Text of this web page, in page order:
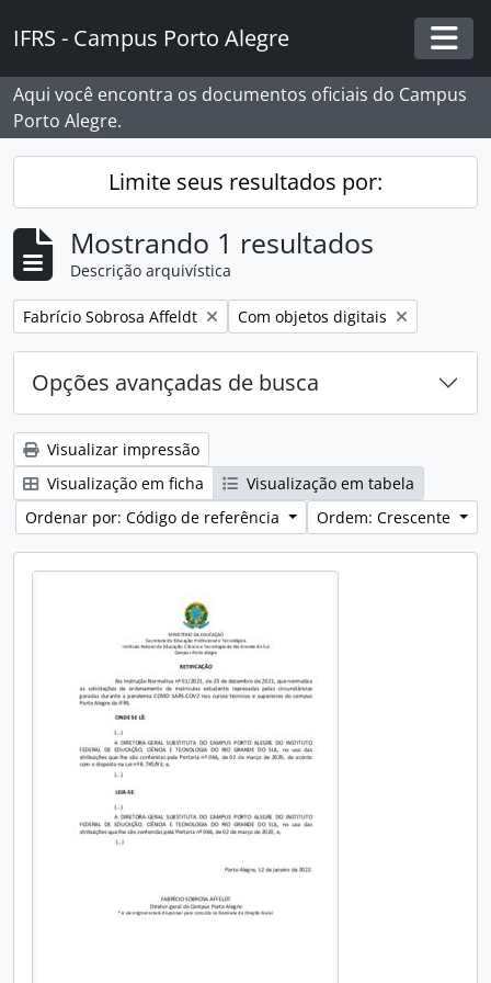
IFRS - Campus Porto Alegre
Aqui você encontra os documentos oficiais do Campus
Porto Alegre.
Limite seus resultados por:
Mostrando 1 resultados
Descrição arquivística
Remover filtro:
Fabrício Sobrosa Affeldt Remover filtro:
Com objetos digitais
Opções avançadas de busca
Visualizar impressão
Visualização em ficha
Visualização em tabela
Ordenar por: Código de referência
Ordem: Crescente